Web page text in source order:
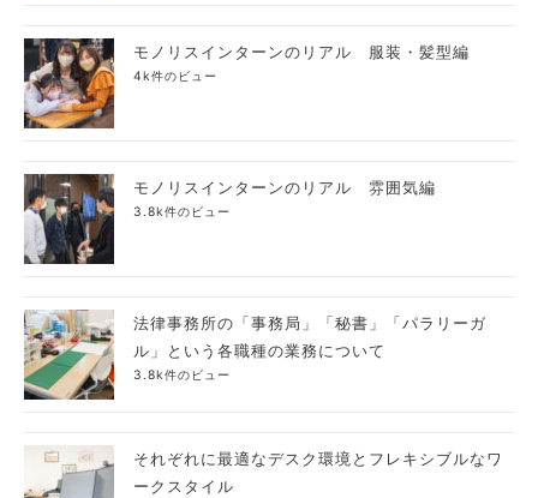
モノリスインターンのリアル 服装・髪型編
4k件のビュー
モノリスインターンのリアル 雰囲気編
3.8k件のビュー
法律事務所の「事務局」「秘書」「パラリーガ
ル」という各職種の業務について
3.8k件のビュー
それぞれに最適なデスク環境とフレキシブルなワ
ークスタイル